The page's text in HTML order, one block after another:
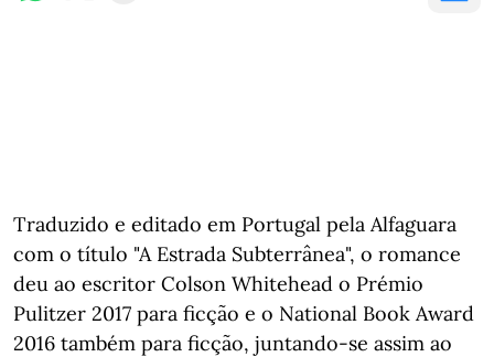
Traduzido e editado em Portugal pela Alfaguara
com o título "A Estrada Subterrânea", o romance
deu ao escritor Colson Whitehead o Prémio
Pulitzer 2017 para ficção e o National Book Award
2016 também para ficção, juntando-se assim ao